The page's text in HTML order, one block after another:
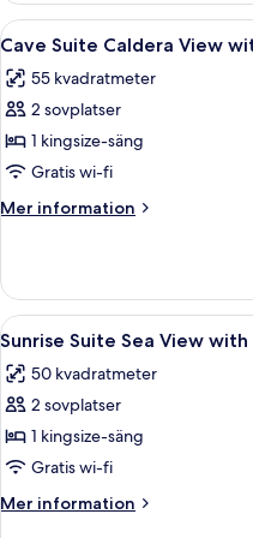
Öppna
alla
foton
för
Cave
Suite
Caldera
View
Private
Pool
15
Cave Suite Caldera View
55 kvadratmeter
2 sovplatser
1 kingsize-säng
Gratis wi-fi
Mer information
Mer
Suite
Caldera
View
Private
Pool
Öppna
alla
foton
för
Sunrise
Suite
Sea
View
17
Sunrise Suite Sea View
50 kvadratmeter
2 sovplatser
1 kingsize-säng
Gratis wi-fi
Mer information
Mer